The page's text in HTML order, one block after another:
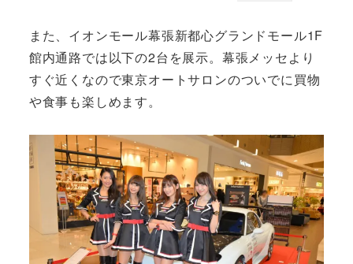
また、イオンモール幕張新都心グランドモール1F
館内通路では以下の2台を展示。幕張メッセより
すぐ近くなので東京オートサロンのついでに買物
や食事も楽しめます。